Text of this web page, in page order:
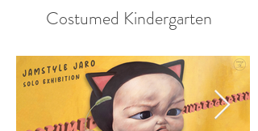
Costumed Kindergarten